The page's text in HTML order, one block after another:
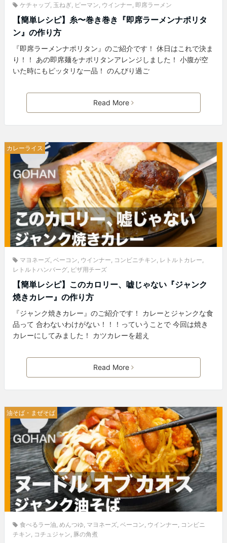
ケチャップ 玉ねぎ ピーマン ウインナー 即席ラーメン
【簡単レシピ】糸〜巻き巻き『即席ラーメンナポリタ
ン』の作り方
『即席ラーメンナポリタン』のご紹介です！ 休日はこれで決ま
り！！ あの即席麺をナポリタンアレンジしました！ 小腹が空
いた時にもピッタリな一品！ のんびり過ご
Read More
カレーライス
マヨネーズ ベーコン ウインナー コンビニチキン レトルトカレー
レトルトハンバーグ ピザ用チーズ
【簡単レシピ】このカロリー、嘘じゃない『ジャンク
焼きカレー』の作り方
『ジャンク焼きカレー』のご紹介です！ カレーとジャンクな食
品って 合わないわけがない！！！っていうことで 今回は焼き
カレーにしてみました！ カツカレーを超え
Read More
油そば・まぜそば
食べるラー油 めんつゆ マヨネーズ ベーコン ウインナー コンビニ
チキン コチュジャン 豚の角煮